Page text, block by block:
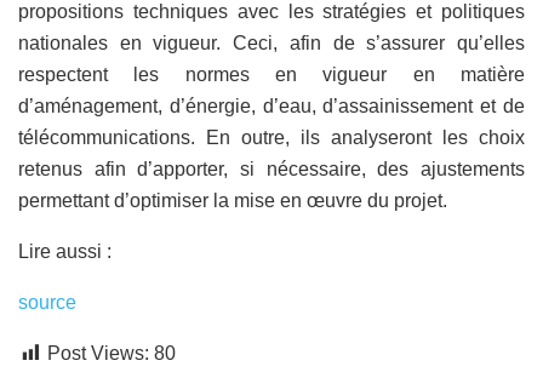
propositions techniques avec les stratégies et politiques
nationales en vigueur. Ceci, afin de s’assurer qu’elles
respectent les normes en vigueur en matière
d’aménagement, d’énergie, d’eau, d’assainissement et de
télécommunications. En outre, ils analyseront les choix
retenus afin d’apporter, si nécessaire, des ajustements
permettant d’optimiser la mise en œuvre du projet.
Lire aussi :
source
Post Views: 80